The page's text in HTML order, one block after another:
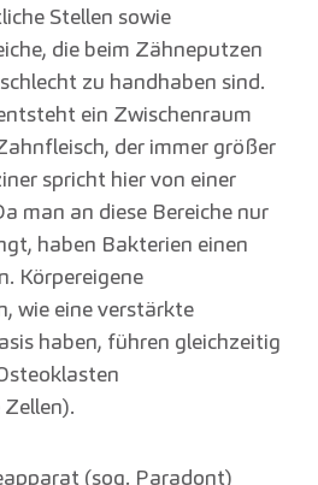
Stellen sowie
die beim Zähneputzen
zu handhaben sind.
ein Zwischenraum
der immer größer
spricht hier von einer
man an diese Bereiche nur
haben Bakterien einen
Körpereigene
wie eine verstärkte
haben, führen gleichzeitig
(sog. Paradont)